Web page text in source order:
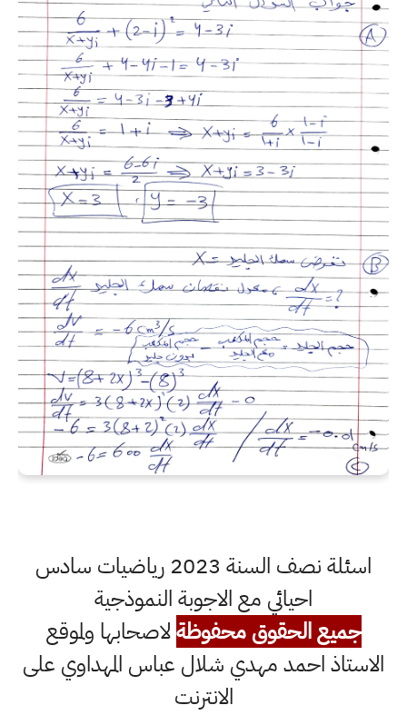
اسئلة نصف السنة 2023 رياضيات سادس
احيائي مع الاجوبة النموذجية
جميع الحقوق محفوظةلاصحابها ولموقع
الاستاذ احمد مهدي شلال عباس المهداوي على
الانترنت